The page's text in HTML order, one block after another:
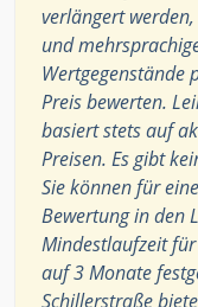
verlängert
und
Wertgegenstände
Preis bewerten.
basiert stets auf
Preisen. Es gibt
Sie können für
Bewertung in den
Mindestlaufzeit
auf 3 Monate
Schillerstraße